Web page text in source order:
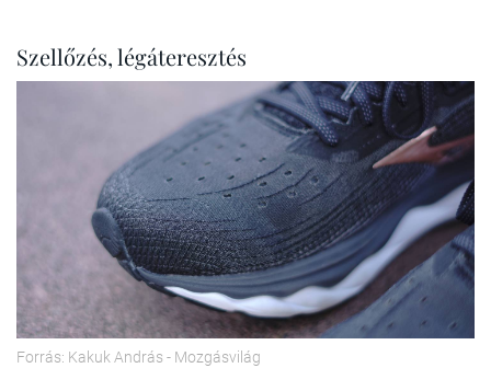
Szellőzés, légáteresztés
Forrás: Kakuk András - Mozgásvilág